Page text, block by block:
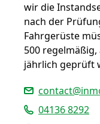
wir die
nach der
Fahrgerüste
500
jährlich geprüft
04136 8292